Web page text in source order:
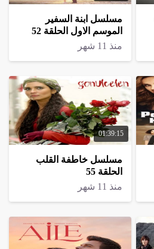
مسلسل ابنة السفير
الموسم الاول الحلقة 52
الاخيرة
منذ 11 شهر
01:39:15
مسلسل خاطفة القلب
الحلقة 55
منذ 11 شهر